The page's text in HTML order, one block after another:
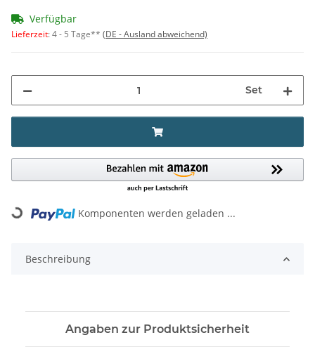
Verfügbar
Lieferzeit:4 - 5 Tage** (DE - Ausland abweichend)
Set
Loading... Komponenten werden geladen ...
Beschreibung
Angaben zur Produktsicherheit